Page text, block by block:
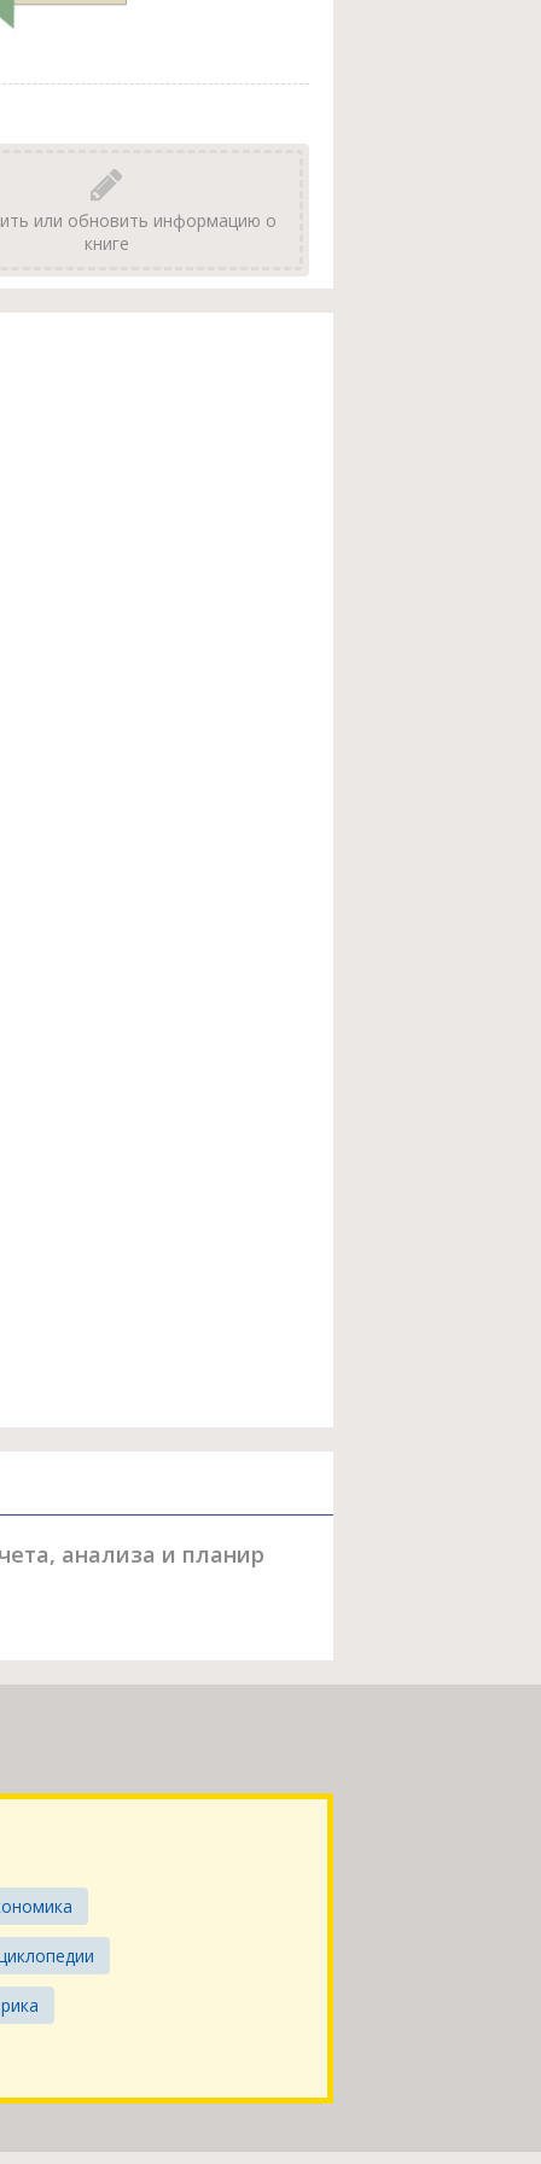
или обновить информацию о
книге
анализа и планир